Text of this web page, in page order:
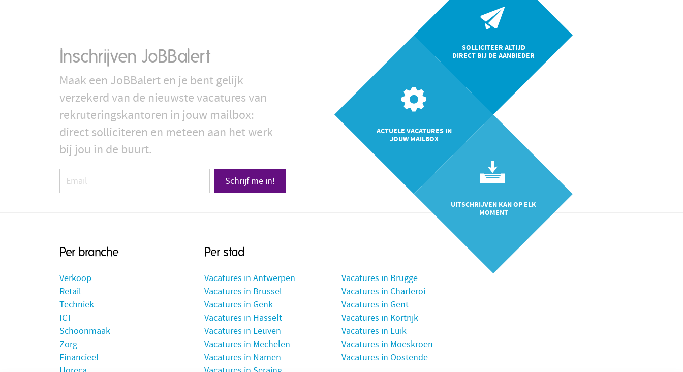
Inschrijven JoBBalert
Maak een JoBBalert en je bent gelijk
verzekerd van de nieuwste vacatures van
rekruteringskantoren in jouw mailbox:
direct solliciteren en meteen aan het werk
bij jou in de buurt.
SOLLICITEER ALTIJD
DIRECT BIJ DE AANBIEDER
ACTUELE VACATURES IN
JOUW MAILBOX
UITSCHRIJVEN KAN OP ELK
MOMENT
Schrijf me in!
Per branche
Verkoop
Retail
Techniek
ICT
Schoonmaak
Zorg
Financieel
Per stad
Vacatures in Antwerpen
Vacatures in Brugge
Vacatures in Brussel
Vacatures in Charleroi
Vacatures in Genk
Vacatures in Gent
Vacatures in Hasselt
Vacatures in Kortrijk
Vacatures in Leuven
Vacatures in Luik
Vacatures in Mechelen
Vacatures in Moeskroen
Vacatures in Namen
Vacatures in Oostende